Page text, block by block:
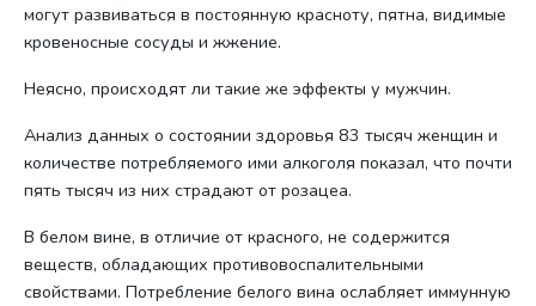
могут развиваться в постоянную красноту, пятна, видимые
кровеносные сосуды и жжение.
Неясно, происходят ли такие же эффекты у мужчин.
Анализ данных о состоянии здоровья 83 тысяч женщин и
количестве потребляемого ими алкоголя показал, что почти
пять тысяч из них страдают от розацеа.
В белом вине, в отличие от красного, не содержится
веществ, обладающих противовоспалительными
свойствами. Потребление белого вина ослабляет иммунную